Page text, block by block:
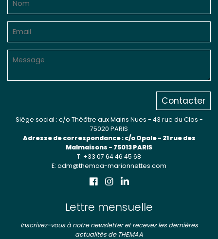
Contacter
Siège social : c/o Théâtre aux Mains Nues - 43 rue du Clos -
75020 PARIS
Adresse de correspondance : c/o Opale - 21 rue des
Malmaisons - 75013 PARIS
T: +33 07 64 46 45 68
E: adm@themaa-marionnettes.com
Lettre mensuelle
Inscrivez-vous à notre newsletter et recevez les dernières
actualités de THEMAA